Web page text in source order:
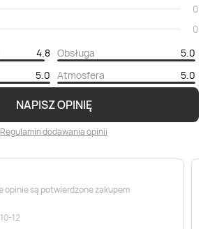
NAPISZ OPINIĘ
Regulamin dodawania opinii
0
0
4.8 Obsługa
5.0
5.0 Atmosfera 5.0
opinie są potwierdzone zakupem
12